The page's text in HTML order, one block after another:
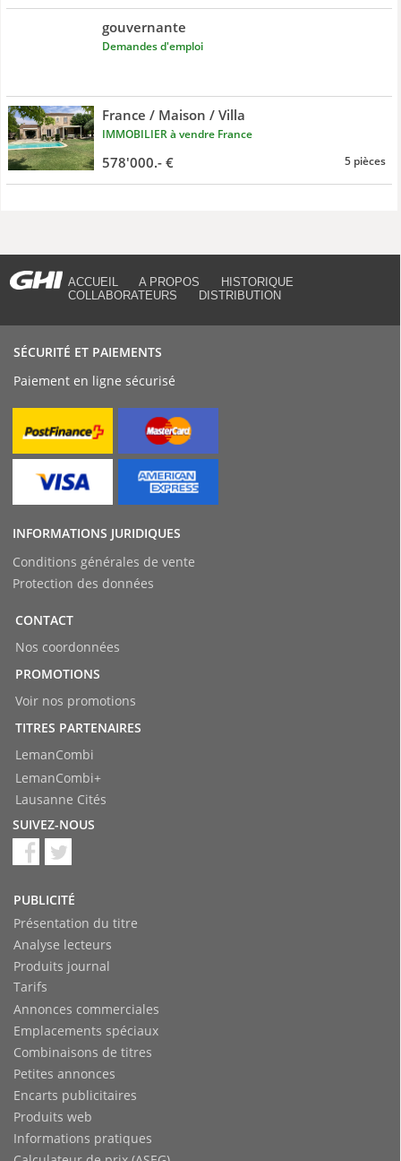
gouvernante
Demandes d'emploi
France / Maison / Villa
IMMOBILIER à vendre France
578'000.- € 5 pièces
ACCUEIL A PROPOS
HISTORIQUE
COLLABORATEURS
DISTRIBUTION
PUBLICITÉ
Présentation du titre
Analyse lecteurs
Produits journal
Tarifs
Annonces commerciales
Emplacements spéciaux
Combinaisons de titres
Petites annonces
Encarts publicitaires
Produits web
Informations pratiques
SÉCURITÉ ET PAIEMENTS
Paiement en ligne sécurisé
INFORMATIONS JURIDIQUES
Conditions générales de vente
Protection des données
CONTACT
Nos coordonnées
PROMOTIONS
Voir nos promotions
TITRES PARTENAIRES
LemanCombi
LemanCombi+
Lausanne Cités
SUIVEZ-NOUS